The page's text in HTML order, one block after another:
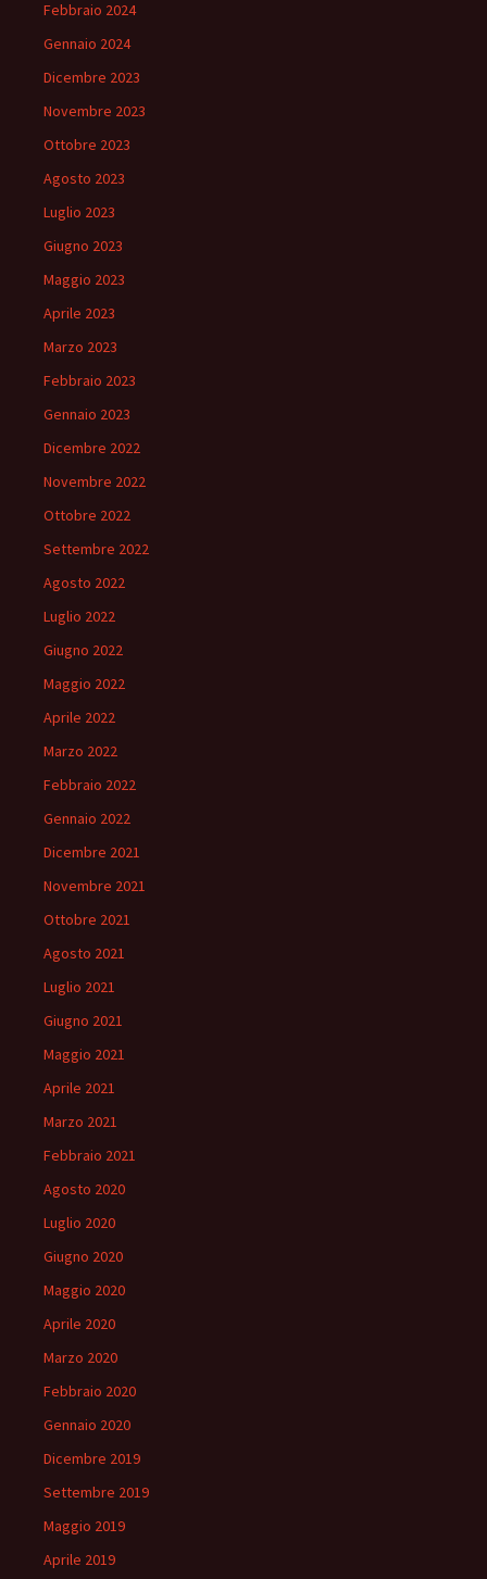
Febbraio 2024
Gennaio 2024
Dicembre 2023
Novembre 2023
Ottobre 2023
Agosto 2023
Luglio 2023
Giugno 2023
Maggio 2023
Aprile 2023
Marzo 2023
Febbraio 2023
Gennaio 2023
Dicembre 2022
Novembre 2022
Ottobre 2022
Settembre 2022
Agosto 2022
Luglio 2022
Giugno 2022
Maggio 2022
Aprile 2022
Marzo 2022
Febbraio 2022
Gennaio 2022
Dicembre 2021
Novembre 2021
Ottobre 2021
Agosto 2021
Luglio 2021
Giugno 2021
Maggio 2021
Aprile 2021
Marzo 2021
Febbraio 2021
Agosto 2020
Luglio 2020
Giugno 2020
Maggio 2020
Aprile 2020
Marzo 2020
Febbraio 2020
Gennaio 2020
Dicembre 2019
Settembre 2019
Maggio 2019
Aprile 2019